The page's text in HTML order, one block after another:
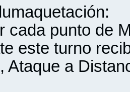
cada punto de
este turno
Ataque a